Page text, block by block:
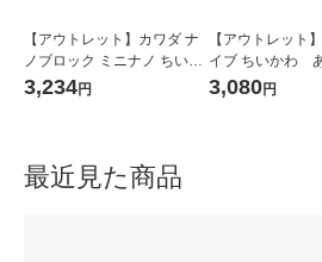
【アウトレット】カワダ ナ
ノブロック ミニナノ ちいか
わ（BOX）
3,234円
【アウトレット
イブ ちいかわ あ
いでよ！おしゃべ
よ！ハチワレの
3,080円
最近見た商品